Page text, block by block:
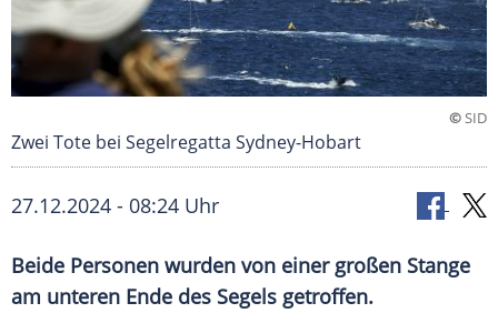
©SID
Zwei Tote bei Segelregatta Sydney-Hobart
27.12.2024 - 08:24 Uhr
Beide Personen wurden von einer großen Stange
am unteren Ende des Segels getroffen.